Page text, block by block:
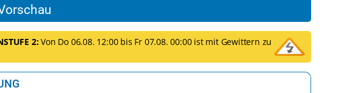
2:Von Do 06.08. 12:00 bis Fr 07.08. 00:00 ist mit Gewittern zu